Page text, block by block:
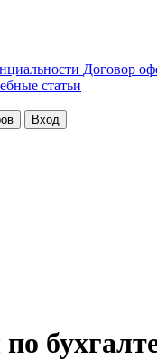
Договор
статьи
Вход